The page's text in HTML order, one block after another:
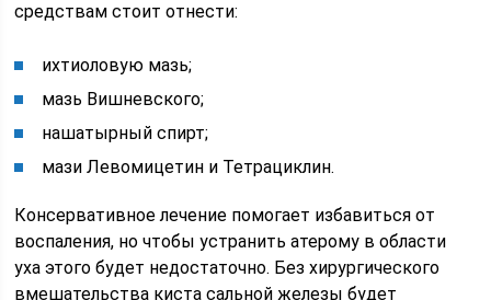
средствам стоит отнести:
ихтиоловую мазь;
мазь Вишневского;
нашатырный спирт;
мази Левомицетин и Тетрациклин.
Консервативное лечение помогает избавиться от
воспаления, но чтобы устранить атерому в области
уха этого будет недостаточно. Без хирургического
вмешательства киста сальной железы будет